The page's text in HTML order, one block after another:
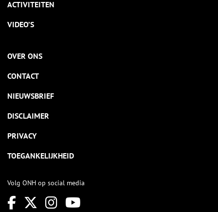
ACTIVITEITEN
VIDEO’S
OVER ONS
CONTACT
NIEUWSBRIEF
DISCLAIMER
PRIVACY
TOEGANKELIJKHEID
Volg ONH op social media